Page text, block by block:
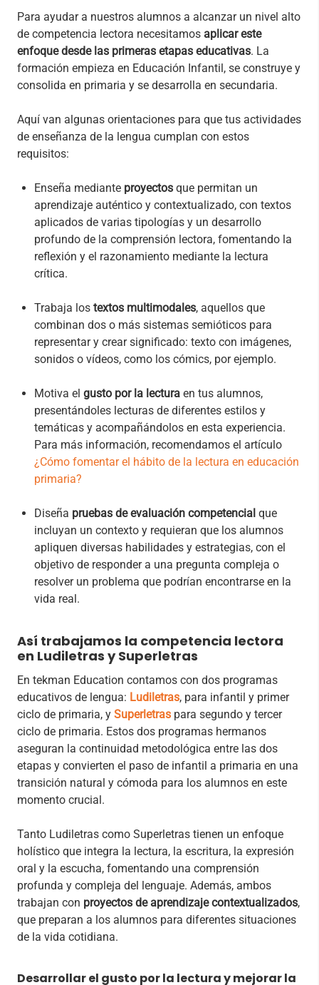
Para ayudar a nuestros alumnos a alcanzar un nivel alto
de competencia lectora necesitamos aplicar este
enfoque desde las primeras etapas educativas. La
formación empieza en Educación Infantil, se construye y
consolida en primaria y se desarrolla en secundaria.
Aquí van algunas orientaciones para que tus actividades
de enseñanza de la lengua cumplan con estos
requisitos:
Enseña mediante proyectos que permitan un
aprendizaje auténtico y contextualizado, con textos
aplicados de varias tipologías y un desarrollo
profundo de la comprensión lectora, fomentando la
reflexión y el razonamiento mediante la lectura
crítica.
Trabaja los textos multimodales, aquellos que
combinan dos o más sistemas semióticos para
representar y crear significado: texto con imágenes,
sonidos o vídeos, como los cómics, por ejemplo.
Motiva el gusto por la lectura en tus alumnos,
presentándoles lecturas de diferentes estilos y
temáticas y acompañándolos en esta experiencia.
Para más información, recomendamos el artículo
¿Cómo fomentar el hábito de la lectura en educación
primaria?
Diseña pruebas de evaluación competencial que
incluyan un contexto y requieran que los alumnos
apliquen diversas habilidades y estrategias, con el
objetivo de responder a una pregunta compleja o
resolver un problema que podrían encontrarse en la
vida real.
Así trabajamos la competencia lectora
en Ludiletras y Superletras
En tekman Education contamos con dos programas
educativos de lengua: Ludiletras, para infantil y primer
ciclo de primaria, y Superletras para segundo y tercer
ciclo de primaria. Estos dos programas hermanos
aseguran la continuidad metodológica entre las dos
etapas y convierten el paso de infantil a primaria en una
transición natural y cómoda para los alumnos en este
momento crucial.
Tanto Ludiletras como Superletras tienen un enfoque
holístico que integra la lectura, la escritura, la expresión
oral y la escucha, fomentando una comprensión
profunda y compleja del lenguaje. Además, ambos
trabajan con proyectos de aprendizaje contextualizados,
que preparan a los alumnos para diferentes situaciones
de la vida cotidiana.
Desarrollar el gusto por la lectura y mejorar la